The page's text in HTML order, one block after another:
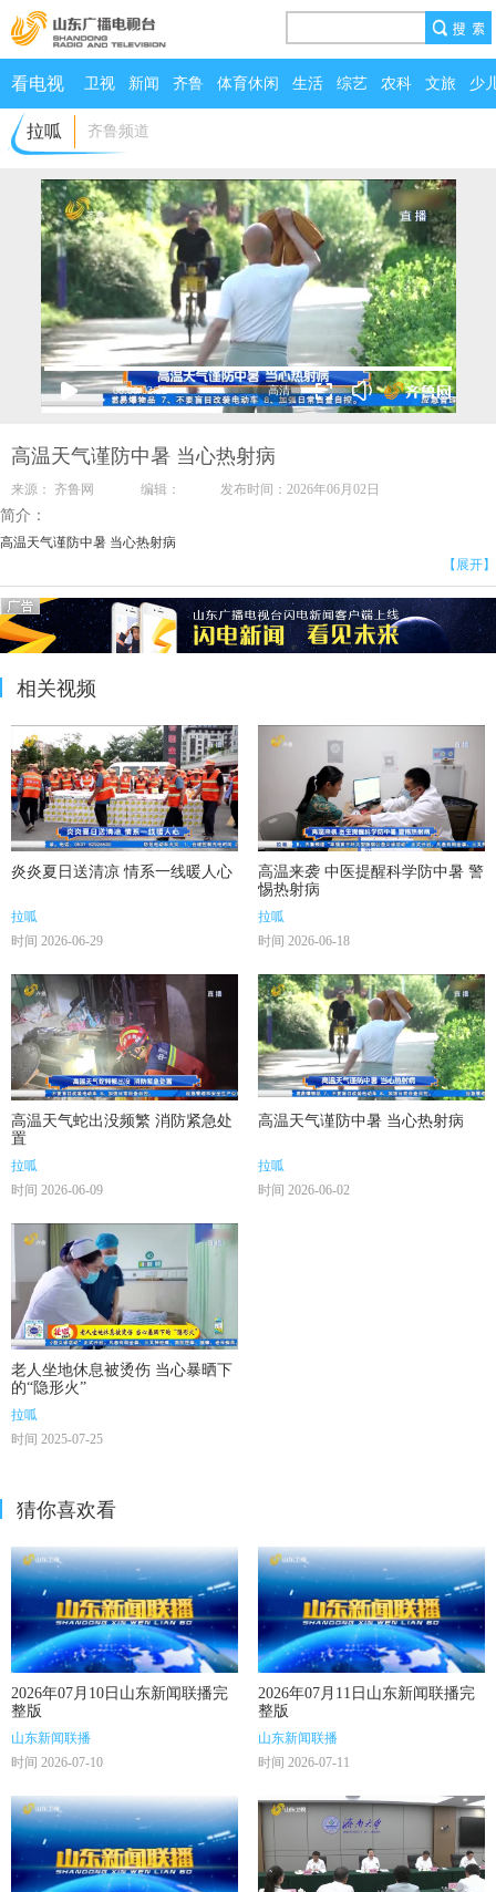
看电视 卫视 新闻 齐鲁 体育休闲 生活 综艺 农科 文旅 少
拉呱 齐鲁频道
00:00/02:22
高温天气谨防中暑 当心热射病
来源： 齐鲁网 编辑： 发布时间：2026年06月02日
简介：
高温天气谨防中暑 当心热射病
【展开】
相关视频
炎炎夏日送清凉 情系一线暖人心
拉呱
时间 2026-06-29
高温来袭 中医提醒科学防中暑 警
惕热射病
拉呱
时间 2026-06-18
高温天气蛇出没频繁 消防紧急处
置
拉呱
时间 2026-06-09
高温天气谨防中暑 当心热射病
拉呱
时间 2026-06-02
老人坐地休息被烫伤 当心暴晒下
的“隐形火”
拉呱
时间 2025-07-25
猜你喜欢看
2026年07月10日山东新闻联播完
整版
山东新闻联播
时间 2026-07-10
2026年07月11日山东新闻联播完
整版
山东新闻联播
时间 2026-07-11